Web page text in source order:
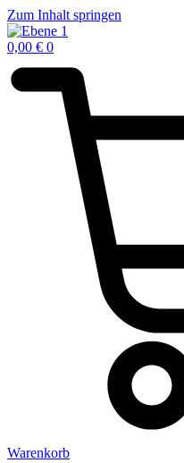
Zum Inhalt springen
0,00 € 0
Warenkorb